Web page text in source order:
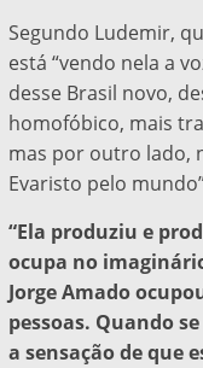
Segundo Ludemir,
está “vendo nela a
desse Brasil novo,
homofóbico, mais
mas por outro lado,
Evaristo pelo
“Ela produziu e
ocupa no
Jorge Amado
pessoas. Quando
a sensação de que